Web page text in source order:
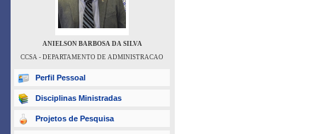
ANIELSON BARBOSA DA SILVA
CCSA - DEPARTAMENTO DE ADMINISTRACAO
Perfil Pessoal
Disciplinas Ministradas
Projetos de Pesquisa